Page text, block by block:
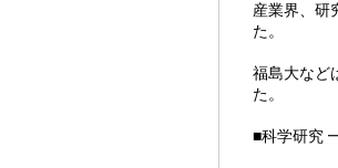
産業界、研
た。
福島大など
た。
■科学研究